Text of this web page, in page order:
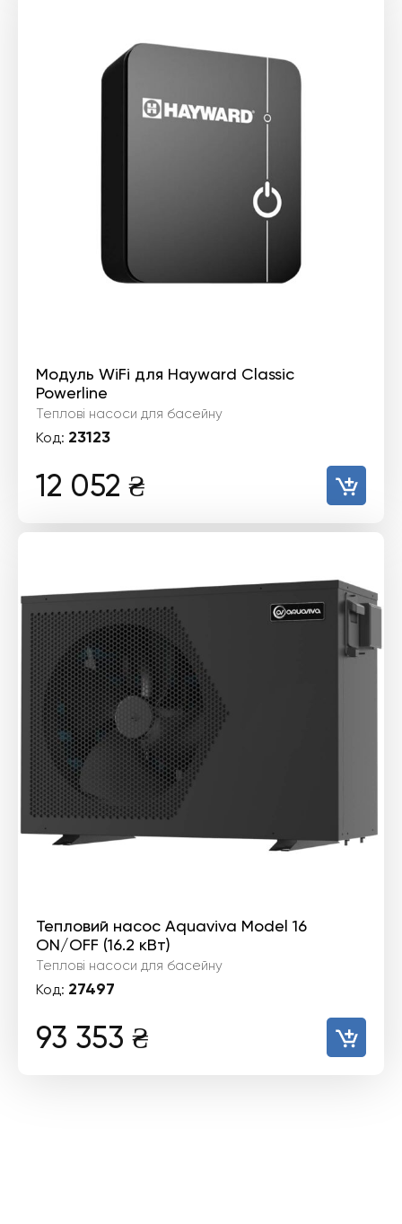
Модуль WiFi для Hayward Classic
Powerline
Теплові насоси для басейну
Код: 23123
12 052 ₴
Тепловий насос Aquaviva Model 16
ON/OFF (16.2 кВт)
Теплові насоси для басейну
Код: 27497
93 353 ₴